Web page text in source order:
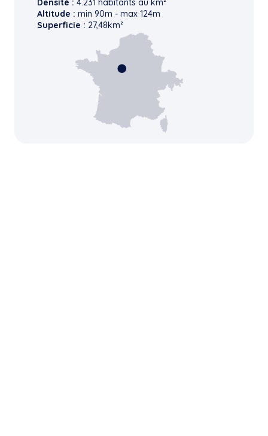
Densité : 4.231 habitants au km²
Altitude : min 90m - max 124m
Superficie : 27,48km²